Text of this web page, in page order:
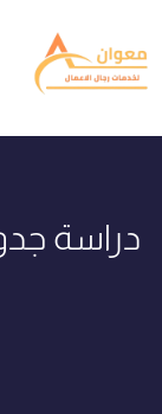
دراسة